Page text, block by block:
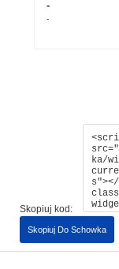
Skopiuj kod:
Skopiuj Do Schowka